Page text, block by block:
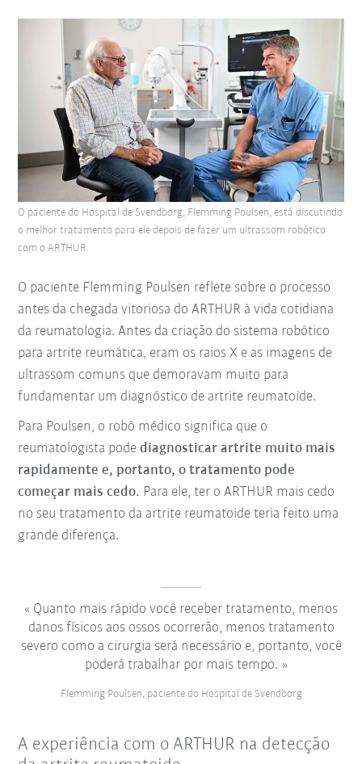
O paciente Flemming Poulsen reflete sobre o processo
antes da chegada vitoriosa do ARTHUR à vida cotidiana
da reumatologia. Antes da criação do sistema robótico
para artrite reumática, eram os raios X e as imagens de
ultrassom comuns que demoravam muito para
fundamentar um diagnóstico de artrite reumatoide.
Para Poulsen, o robô médico significa que o
reumatologista podediagnosticar artrite muito mais
rapidamente e, portanto, o tratamento pode
começar mais cedo. Para ele, ter o ARTHUR mais cedo
no seu tratamento da artrite reumatoide teria feito uma
grande diferença.
O paciente do Hospital de Svendborg, Flemming Poulsen, está discutindo
o melhor tratamento para ele depois de fazer um ultrassom robótico
com o ARTHUR.
Quanto mais rápido você receber tratamento, menos
danos físicos aos ossos ocorrerão, menos tratamento
severo como a cirurgia será necessário e, portanto, você
poderá trabalhar por mais tempo.
Flemming Poulsen, paciente do Hospital de Svendborg
A experiência com o ARTHUR na detecção